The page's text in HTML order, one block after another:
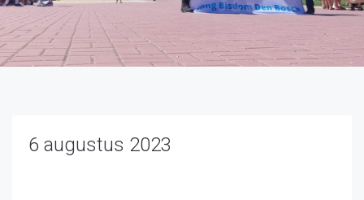
6 augustus 2023